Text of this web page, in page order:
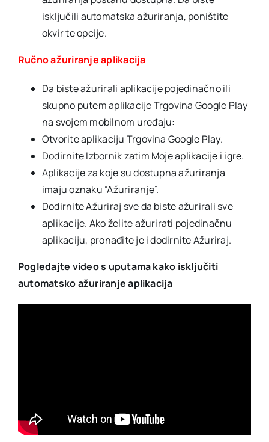
isključili automatska ažuriranja, poništite
okvir te opcije.
Ručno ažuriranje aplikacija
Da biste ažurirali aplikacije pojedinačno ili
skupno putem aplikacije Trgovina Google Play
na svojem mobilnom uređaju:
Otvorite aplikaciju Trgovina Google Play.
Dodirnite Izbornik zatim Moje aplikacije i igre.
Aplikacije za koje su dostupna ažuriranja
imaju oznaku “Ažuriranje”.
Dodirnite Ažuriraj sve da biste ažurirali sve
aplikacije. Ako želite ažurirati pojedinačnu
aplikaciju, pronađite je i dodirnite Ažuriraj.
Pogledajte video s uputama kako isključiti
automatsko ažuriranje aplikacija